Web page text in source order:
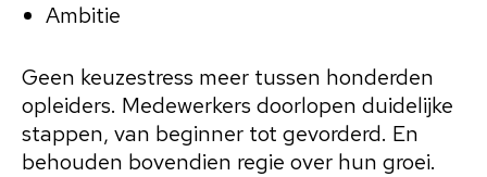
Ambitie
Geen keuzestress meer tussen honderden
opleiders. Medewerkers doorlopen duidelijke
stappen, van beginner tot gevorderd. En
behouden bovendien regie over hun groei.